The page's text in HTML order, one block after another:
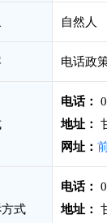
自然人
电话政
电话：
地址：
网址：
式
电话：
地址：